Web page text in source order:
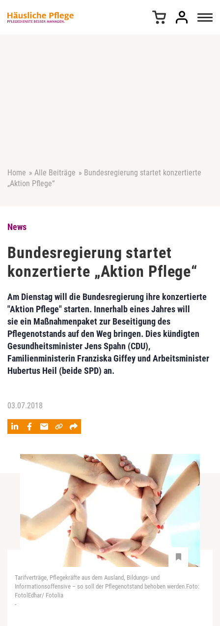
Home » Alle Beiträge » Bundesregierung startet konzertierte
„Aktion Pflege“
News
Bundesregierung startet
konzertierte „Aktion Pflege“
Am Dienstag will die Bundesregierung ihre konzertierte
"Aktion Pflege" starten. Innerhalb eines Jahres will
sie ein Maßnahmenpaket zur Beseitigung des
Pflegenotstands auf den Weg bringen. Dies kündigten
Gesundheitsminister Jens Spahn (CDU),
Familienministerin Franziska Giffey und Arbeitsminister
Hubertus Heil (beide SPD) an.
03.07.2018
Tarifverträge, Pflegekräfte aus dem Ausland, Bildungs- und
Informationsoffensive – so soll der Pflegenotstand behoben werden.Foto:
FotolEdhar/ Fotolia
-